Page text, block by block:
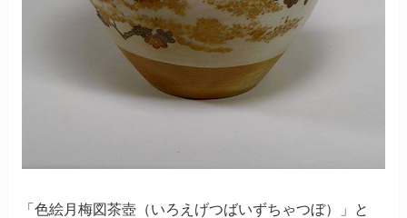
「色絵月梅図茶壺（いろえげつばいずちゃつぼ）」と